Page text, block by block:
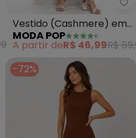
- Vestido Camadas
Vestido (Cashmere) em
Malha
MODA POP
A partir deR$ 46,99R$
-72%